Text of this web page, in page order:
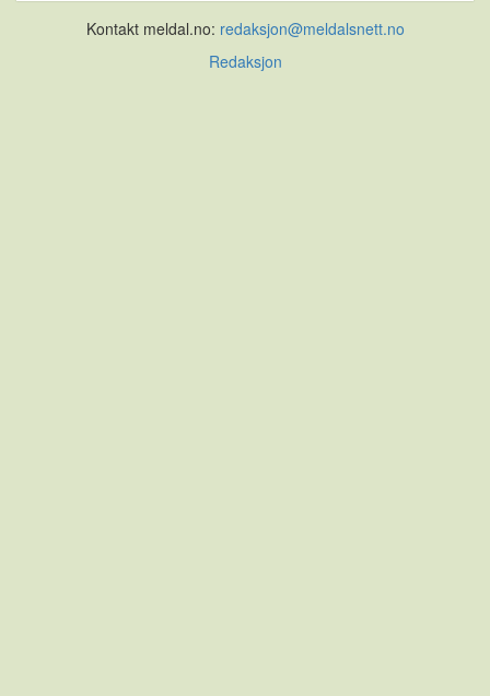
Kontakt meldal.no: redaksjon@meldalsnett.no
Redaksjon